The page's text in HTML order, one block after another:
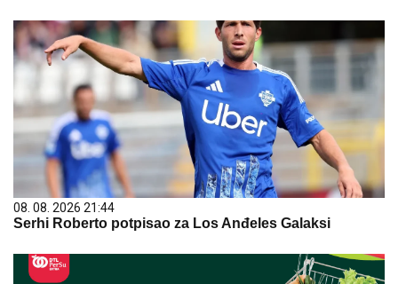
08. 08. 2026 21:44
Serhi Roberto potpisao za Los Anđeles Galaksi